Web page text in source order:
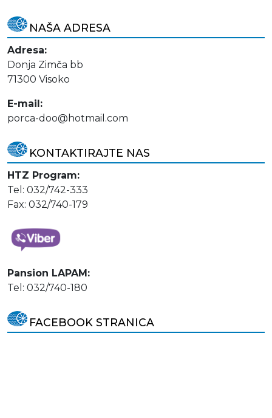
NAŠA ADRESA
Adresa:
Donja Zimča bb
71300 Visoko
E-mail:
porca-doo@hotmail.com
KONTAKTIRAJTE NAS
HTZ Program:
Tel: 032/742-333
Fax: 032/740-179
Pansion LAPAM:
Tel: 032/740-180
FACEBOOK STRANICA